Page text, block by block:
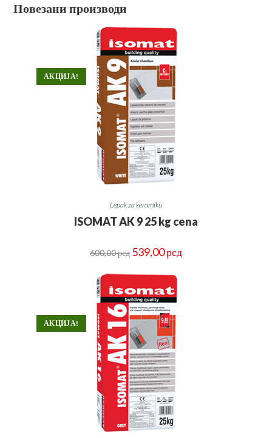
Повезани производи
АКЦИЈА!
Lepak za keramiku
ISOMAT AK 9 25 kg cena
600,00рсд Оригинална
цена
била:
539,00рсдТренутна
цена
АКЦИЈА!